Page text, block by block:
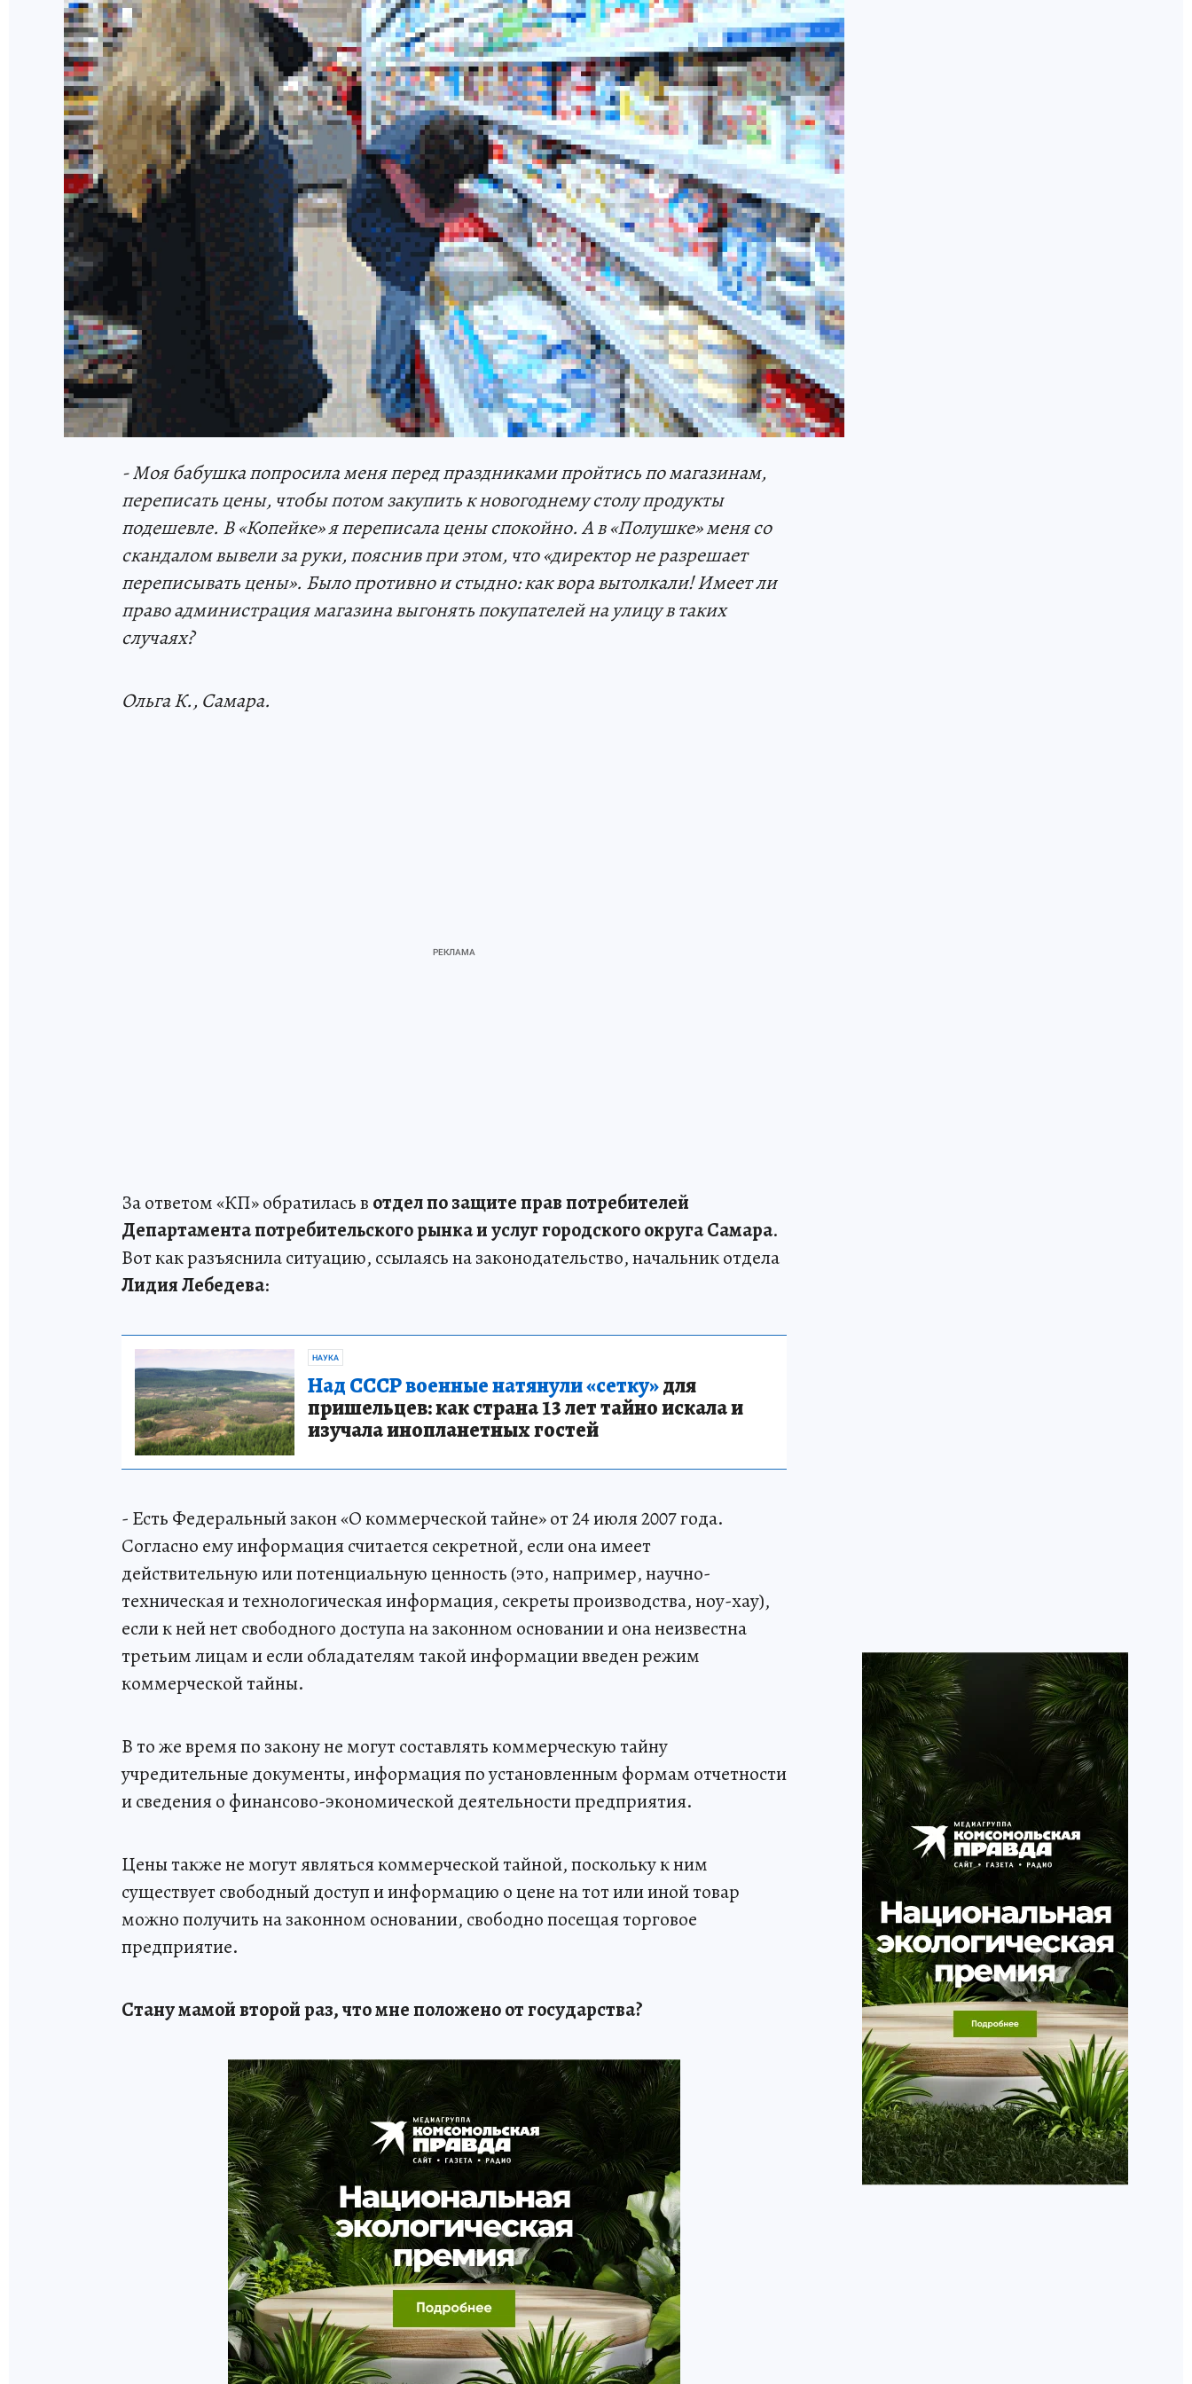
- Моя бабушка попросила меня перед праздниками пройтись по магазинам,
переписать цены, чтобы потом закупить к новогоднему столу продукты
подешевле. В «Копейке» я переписала цены спокойно. А в «Полушке» меня со
скандалом вывели за руки, пояснив при этом, что «директор не разрешает
переписывать цены». Было противно и стыдно: как вора вытолкали! Имеет ли
право администрация магазина выгонять покупателей на улицу в таких
случаях?
Ольга К., Самара.
За ответом «КП» обратилась в отдел по защите прав потребителей
Департамента потребительского рынка и услуг городского округа Самара.
Вот как разъяснила ситуацию, ссылаясь на законодательство, начальник отдела
Лидия Лебедева:
НАУКА
Над СССР военные натянули «сетку»для
пришельцев: как страна 13 лет тайно искала и
изучала инопланетных гостей
- Есть Федеральный закон «О коммерческой тайне» от 24 июля 2007 года.
Согласно ему информация считается секретной, если она имеет
действительную или потенциальную ценность (это, например, научно-
техническая и технологическая информация, секреты производства, ноу-хау),
если к ней нет свободного доступа на законном основании и она неизвестна
третьим лицам и если обладателям такой информации введен режим
коммерческой тайны.
В то же время по закону не могут составлять коммерческую тайну
учредительные документы, информация по установленным формам отчетности
и сведения о финансово-экономической деятельности предприятия.
Цены также не могут являться коммерческой тайной, поскольку к ним
существует свободный доступ и информацию о цене на тот или иной товар
можно получить на законном основании, свободно посещая торговое
предприятие.
Стану мамой второй раз, что мне положено от государства?